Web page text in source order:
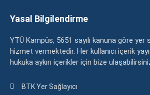
Yasal Bilgilendirme
YTÜ Kampüs, 5651 sayılı kanuna göre yer
hizmet vermektedir. Her kullanıcı içerik
hukuka aykırı içerikler için bize
BTK Yer Sağlayıcı